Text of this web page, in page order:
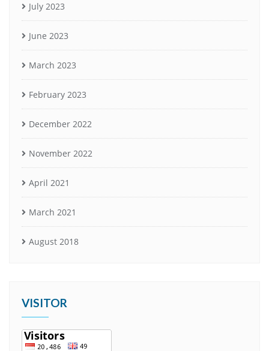
July 2023
June 2023
March 2023
February 2023
December 2022
November 2022
April 2021
March 2021
August 2018
VISITOR